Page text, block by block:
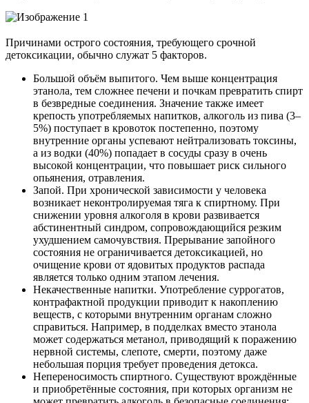
Причинами острого состояния, требующего срочной
детоксикации, обычно служат 5 факторов.
Большой объём выпитого. Чем выше концентрация
этанола, тем сложнее печени и почкам превратить спирт
в безвредные соединения. Значение также имеет
крепость употребляемых напитков, алкоголь из пива (3–
5%) поступает в кровоток постепенно, поэтому
внутренние органы успевают нейтрализовать токсины,
а из водки (40%) попадает в сосуды сразу в очень
высокой концентрации, что повышает риск сильного
опьянения, отравления.
Запой. При хронической зависимости у человека
возникает неконтролируемая тяга к спиртному. При
снижении уровня алкоголя в крови развивается
абстинентный синдром, сопровождающийся резким
ухудшением самочувствия. Прерывание запойного
состояния не ограничивается детоксикацией, но
очищение крови от ядовитых продуктов распада
является только одним этапом лечения.
Некачественные напитки. Употребление суррогатов,
контрафактной продукции приводит к накоплению
веществ, с которыми внутренним органам сложно
справиться. Например, в подделках вместо этанола
может содержаться метанол, приводящий к поражению
нервной системы, слепоте, смерти, поэтому даже
небольшая порция требует проведения детокса.
Непереносимость спиртного. Существуют врождённые
и приобретённые состояния, при которых организм не